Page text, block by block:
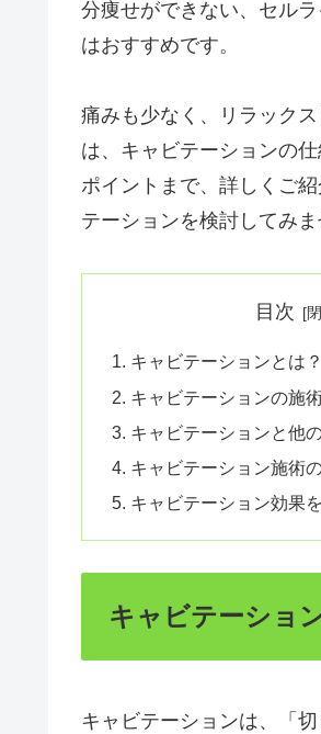
分痩せができない、セル
はおすすめです。
痛みも少なく、リラック
は、キャビテーションの
ポイントまで、詳しくご
テーションを検討してみま
目次
キャビテーションとは
キャビテーションの施
キャビテーションと他
キャビテーション施術
キャビテーション効果
キャビテーショ
キャビテーションは、「